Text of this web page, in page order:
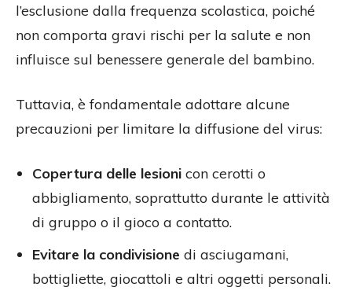
l’esclusione dalla frequenza scolastica, poiché
non comporta gravi rischi per la salute e non
influisce sul benessere generale del bambino.
Tuttavia, è fondamentale adottare alcune
precauzioni per limitare la diffusione del virus:
Copertura delle lesioni con cerotti o
abbigliamento, soprattutto durante le attività
di gruppo o il gioco a contatto.
Evitare la condivisione di asciugamani,
bottigliette, giocattoli e altri oggetti personali.